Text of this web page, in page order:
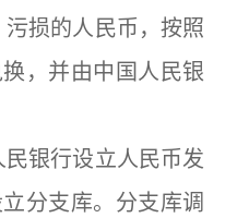
损的人民币，按照
，并由中国人民银
银行设立人民币发
分支库。分支库调